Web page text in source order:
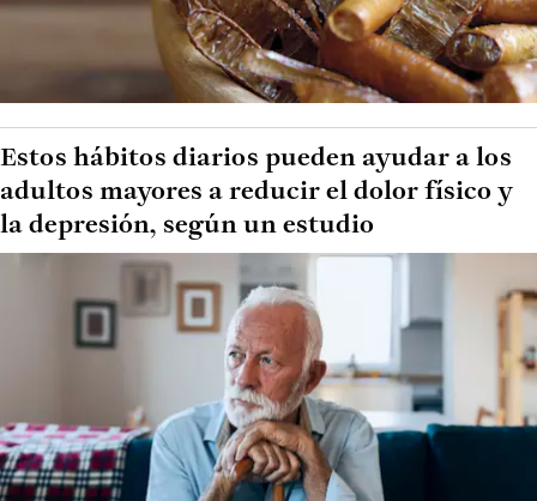
Estos hábitos diarios pueden ayudar a los
adultos mayores a reducir el dolor físico y
la depresión, según un estudio